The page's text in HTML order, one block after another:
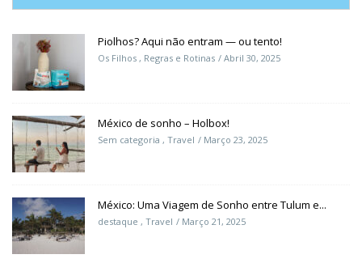
Piolhos? Aqui não entram — ou tento!
Os Filhos , Regras e Rotinas Abril 30, 2025
México de sonho – Holbox!
Sem categoria , Travel Março 23, 2025
México: Uma Viagem de Sonho entre Tulum e...
destaque , Travel Março 21, 2025